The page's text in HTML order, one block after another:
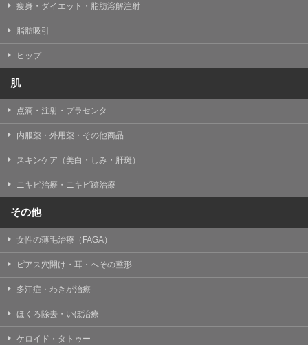
痩身・ダイエット・脂肪溶解注射
脂肪吸引
ヒップ
肌
点滴・注射・プラセンタ
内服薬・外用薬・その他商品
スキンケア（美白・しみ・肝斑）
ニキビ治療・ニキビ跡治療
その他
女性の薄毛治療（FAGA）
ピアス穴開け・耳・へその整形
多汗症・わきが治療
ほくろ除去・いぼ治療
ケロイド・タトゥー